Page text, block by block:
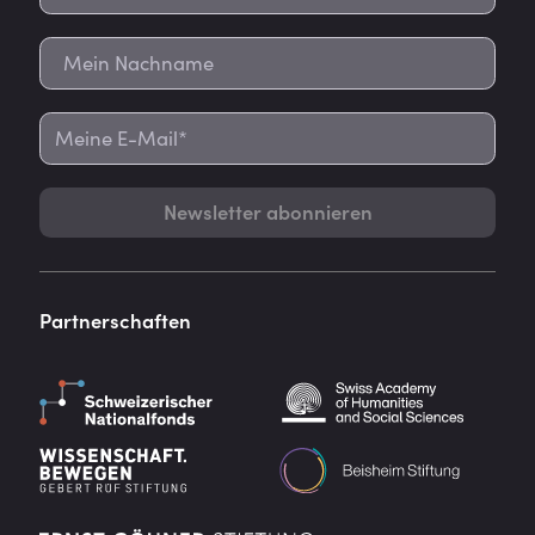
Newsletter abonnieren
Partnerschaften